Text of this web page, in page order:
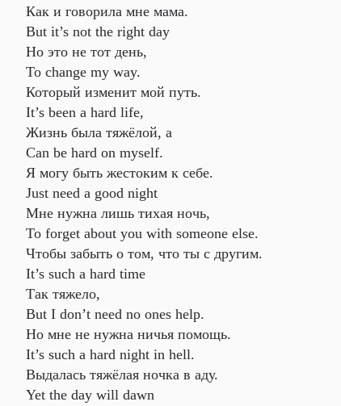
Как и говорила мне мама.
But it’s not the right day
Но это не тот день,
To change my way.
Который изменит мой путь.
It’s been a hard life,
Жизнь была тяжёлой, а
Can be hard on myself.
Я могу быть жестоким к себе.
Just need a good night
Мне нужна лишь тихая ночь,
To forget about you with someone else.
Чтобы забыть о том, что ты с другим.
It’s such a hard time
Так тяжело,
But I don’t need no ones help.
Но мне не нужна ничья помощь.
It’s such a hard night in hell.
Выдалась тяжёлая ночка в аду.
Yet the day will dawn